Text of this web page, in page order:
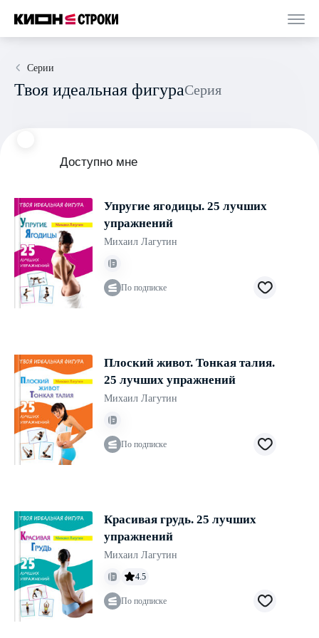
Серии
Твоя идеальная фигура Серия
Доступно мне
Упругие ягодицы. 25 лучших
упражнений
Михаил Лагутин
По подписке
Плоский живот. Тонкая талия.
25 лучших упражнений
Михаил Лагутин
По подписке
Красивая грудь. 25 лучших
упражнений
Михаил Лагутин
4.5
По подписке